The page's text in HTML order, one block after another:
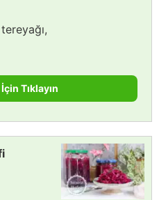
İçin Tıklayın